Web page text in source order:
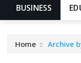
BUSINESS
Home Archive